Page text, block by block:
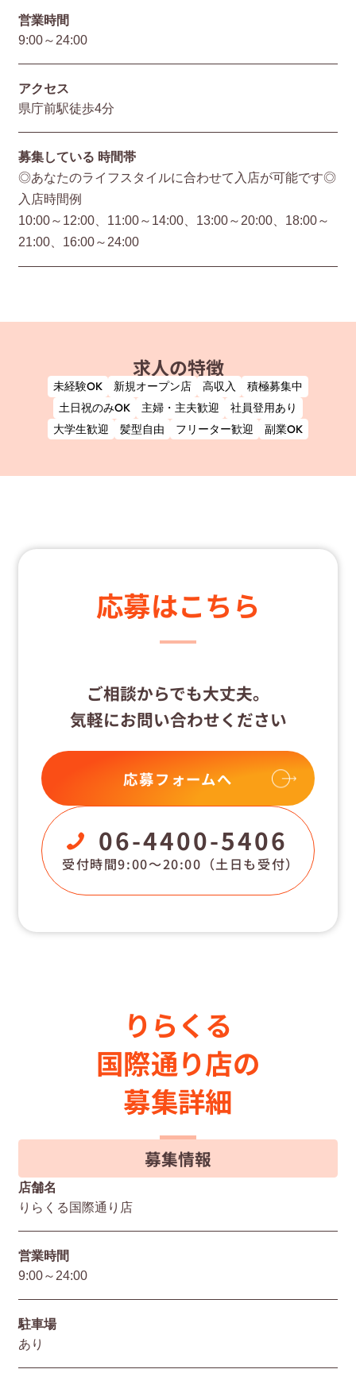
営業時間
9:00～24:00
アクセス
県庁前駅徒歩4分
募集している 時間帯
◎あなたのライフスタイルに合わせて入店が可能です◎
入店時間例
10:00～12:00、11:00～14:00、13:00～20:00、18:00～
21:00、16:00～24:00
求人の特徴
未経験OK 新規オープン店 高収入
積極募集中
土日祝のみOK
主婦・主夫歓迎
社員登用あり
大学生歓迎
髪型自由 フリーター歓迎 副業OK
応募はこちら
ご相談からでも大丈夫。
気軽にお問い合わせください
応募フォームへ
06-4400-5406
受付時間9:00〜20:00 （土日も受付）
りらくる
国際通り店の
募集詳細
募集情報
店舗名
りらくる国際通り店
営業時間
9:00～24:00
駐⾞場
あり